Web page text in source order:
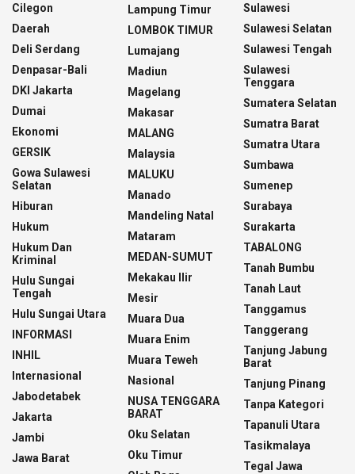
Cilegon
Daerah
Deli Serdang
Denpasar-Bali
DKI Jakarta
Dumai
Ekonomi
GERSIK
Gowa Sulawesi
Selatan
Hiburan
Hukum
Hukum Dan
Kriminal
Hulu Sungai
Tengah
Hulu Sungai Utara
INFORMASI
INHIL
Internasional
Jabodetabek
Jakarta
Jambi
Jawa Barat
Lampung Timur
LOMBOK TIMUR
Lumajang
Madiun
Magelang
Makasar
MALANG
Malaysia
MALUKU
Manado
Mandeling Natal
Mataram
MEDAN-SUMUT
Mekakau Ilir
Mesir
Muara Dua
Muara Enim
Muara Teweh
Nasional
NUSA TENGGARA
BARAT
Oku Selatan
Oku Timur
Sulawesi
Sulawesi Selatan
Sulawesi Tengah
Sulawesi
Tenggara
Sumatera Selatan
Sumatra Barat
Sumatra Utara
Sumbawa
Sumenep
Surabaya
Surakarta
TABALONG
Tanah Bumbu
Tanah Laut
Tanggamus
Tanggerang
Tanjung Jabung
Barat
Tanjung Pinang
Tanpa Kategori
Tapanuli Utara
Tasikmalaya
Tegal Jawa